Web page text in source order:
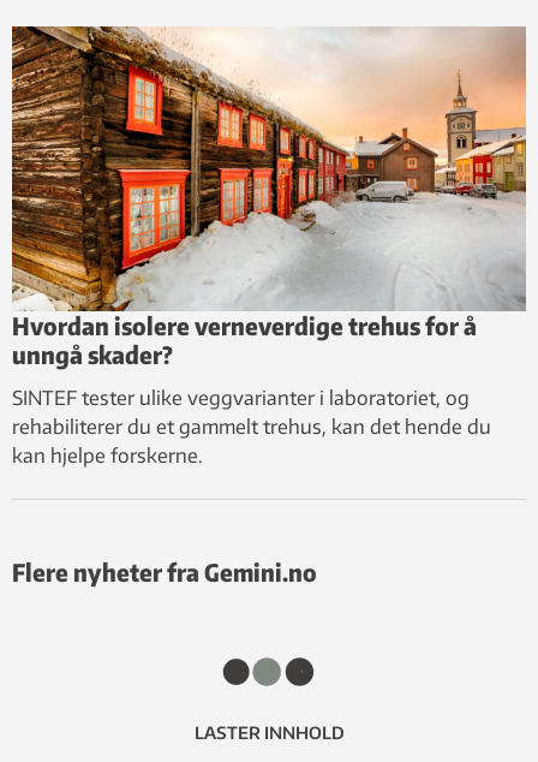
Hvordan isolere verneverdige trehus for å
unngå skader?
SINTEF tester ulike veggvarianter i laboratoriet, og
rehabiliterer du et gammelt trehus, kan det hende du
kan hjelpe forskerne.
Flere nyheter fra Gemini.no
LASTER INNHOLD